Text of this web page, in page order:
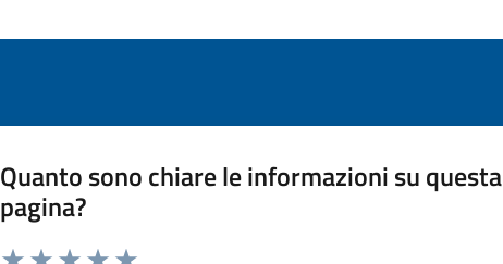
Quanto sono chiare le informazioni su questa
pagina?
Valuta da 1 a 5 stelle la pagina